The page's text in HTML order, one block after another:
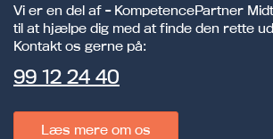
Vi er en del af - KompetencePartner
til at hjælpe dig med at finde den rette
Kontakt os gerne på:
99 12 24 40
Læs mere om os